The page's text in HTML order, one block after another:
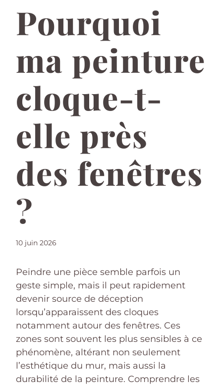
Pourquoi
ma peinture
cloque-t-
elle près
des fenêtres
?
10 juin 2026
Peindre une pièce semble parfois un
geste simple, mais il peut rapidement
devenir source de déception
lorsqu’apparaissent des cloques
notamment autour des fenêtres. Ces
zones sont souvent les plus sensibles à ce
phénomène, altérant non seulement
l’esthétique du mur, mais aussi la
durabilité de la peinture. Comprendre les